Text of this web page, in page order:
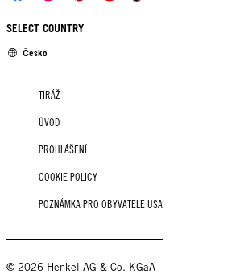
SELECT COUNTRY
Česko
TIRÁŽ
ÚVOD
PROHLÁŠENÍ
COOKIE POLICY
POZNÁMKA PRO OBYVATELE USA
© 2026 Henkel AG & Co. KGaA